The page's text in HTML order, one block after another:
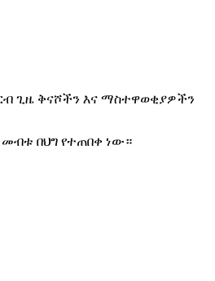
ጊዜ ቅናሾችን እና ማስተዋወቂያዎችን
መብቱ በህግ የተጠበቀ ነው።